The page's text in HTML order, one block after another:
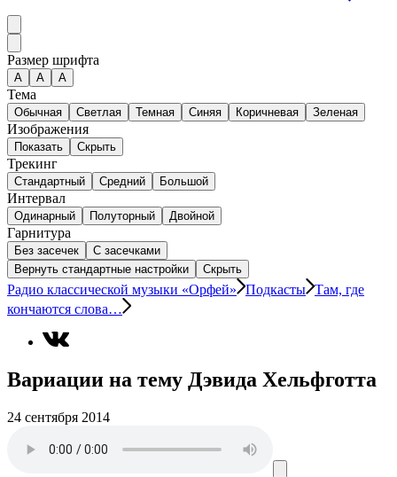
Размер шрифта
А A A
Тема
Обычная Светлая Темная Синяя Коричневая Зеленая
Изображения
Показать Скрыть
Трекинг
Стандартный Средний Большой
Интервал
Одинарный Полуторный Двойной
Гарнитура
Без засечек
С засечками
Вернуть стандартные настройки
Скрыть
Радио классической музыки «Орфей» Подкасты Там, где
кончаются слова…
Вариации на тему Дэвида Хельфготта
24 сентября 2014